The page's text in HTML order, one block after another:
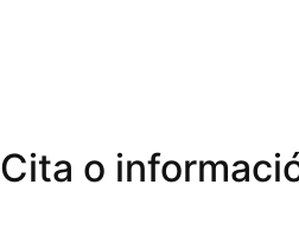
Cita o